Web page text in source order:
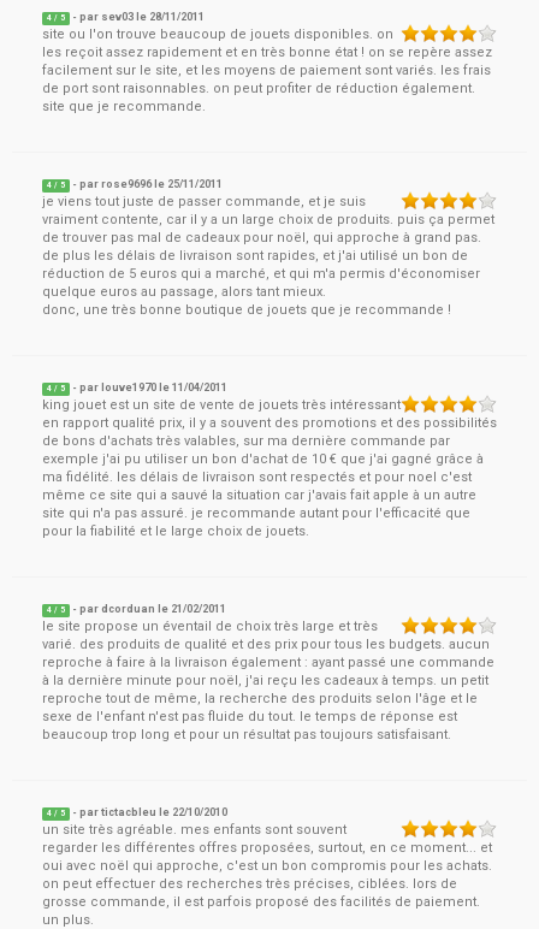
4 / 5 - par sev03 le 28/11/2011
site ou l'on trouve beaucoup de jouets disponibles. on
les reçoit assez rapidement et en très bonne état ! on se repère assez
facilement sur le site, et les moyens de paiement sont variés. les frais
de port sont raisonnables. on peut profiter de réduction également.
site que je recommande.
4 / 5 - parrose9696le 25/11/2011
je viens tout juste de passer commande, et je suis
vraiment contente, car il y a un large choix de produits. puis ça permet
de trouver pas mal de cadeaux pour noël, qui approche à grand pas.
de plus les délais de livraison sont rapides, et j'ai utilisé un bon de
réduction de 5 euros qui a marché, et qui m'a permis d'économiser
quelque euros au passage, alors tant mieux.
donc, une très bonne boutique de jouets que je recommande !
4 / 5 - par louve1970 le11/04/2011
king jouet est un site de vente de jouets très intéressant
en rapport qualité prix, il y a souvent des promotions et des possibilités
de bons d'achats très valables, sur ma dernière commande par
exemple j'ai pu utiliser un bon d'achat de 10 € que j'ai gagné grâce à
ma fidélité. les délais de livraison sont respectés et pour noel c'est
même ce site qui a sauvé la situation car j'avais fait apple à un autre
site qui n'a pas assuré. je recommande autant pour l'efficacité que
pour la fiabilité et le large choix de jouets.
4 / 5 - pardcorduan le 21/02/2011
le site propose un éventail de choix très large et très
varié. des produits de qualité et des prix pour tous les budgets. aucun
reproche à faire à la livraison également : ayant passé une commande
à la dernière minute pour noël, j'ai reçu les cadeaux à temps. un petit
reproche tout de même, la recherche des produits selon l'âge et le
sexe de l'enfant n'est pas fluide du tout. le temps de réponse est
beaucoup trop long et pour un résultat pas toujours satisfaisant.
4 / 5 - partictacbleu le 22/10/2010
un site très agréable. mes enfants sont souvent
regarder les différentes offres proposées, surtout, en ce moment... et
oui avec noël qui approche, c'est un bon compromis pour les achats.
on peut effectuer des recherches très précises, ciblées. lors de
grosse commande, il est parfois proposé des facilités de paiement.
un plus.